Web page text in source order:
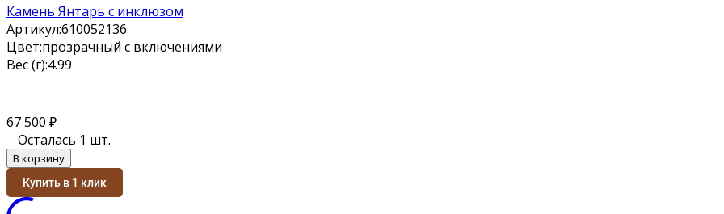
Камень Янтарь с инклюзом
Артикул:610052136
Цвет:прозрачный с включениями
Вес (г):4.99
67 500 ₽
Осталась 1 шт.
В корзину
Купить в 1 клик